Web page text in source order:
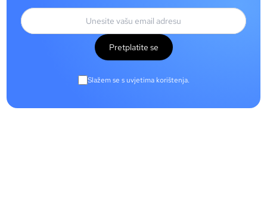
Pretplatite se
Slažem se s uvjetima korištenja.